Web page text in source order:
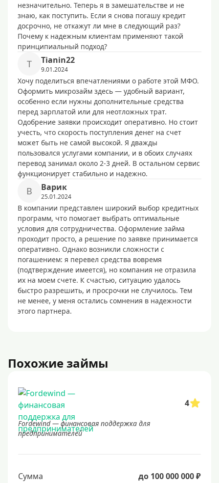
незначительно. Теперь я в замешательстве и не
знаю, как поступить. Если я снова погашу кредит
досрочно, не откажут ли мне в следующий раз?
Почему к надежным клиентам применяют такой
принципиальный подход?
T Tianin22
9.01.2024
Хочу поделиться впечатлениями о работе этой МФО.
Оформить микрозайм здесь — удобный вариант,
особенно если нужны дополнительные средства
перед зарплатой или для неотложных трат.
Одобрение заявки происходит оперативно. Но стоит
учесть, что скорость поступления денег на счет
может быть не самой высокой. Я дважды
пользовался услугами компании, и в обоих случаях
перевод занимал около 2-3 дней. В остальном сервис
функционирует стабильно и надежно.
В Варик
25.01.2024
В компании представлен широкий выбор кредитных
программ, что помогает выбрать оптимальные
условия для сотрудничества. Оформление займа
проходит просто, а решение по заявке принимается
оперативно. Однако возникли сложности с
погашением: я перевел средства вовремя
(подтверждение имеется), но компания не отразила
их на моем счете. К счастью, ситуацию удалось
быстро разрешить, и просрочки не случилось. Тем
не менее, у меня остались сомнения в надежности
этого партнера.
Похожие займы
4
Fordewind — финансовая поддержка для
предпринимателей
Сумма
до 100 000 000 ₽